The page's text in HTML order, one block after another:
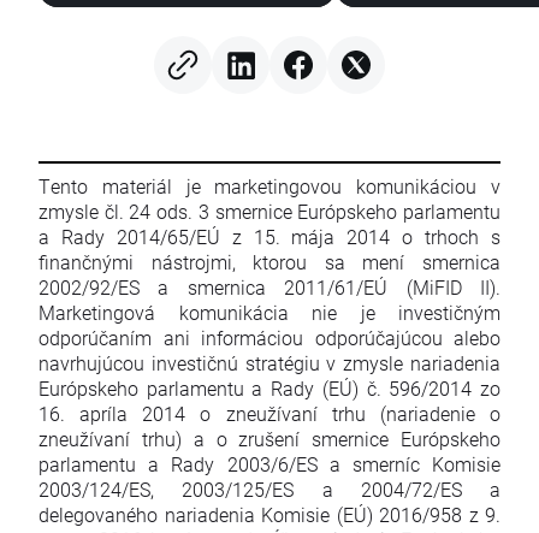
Tento materiál je marketingovou komunikáciou v
zmysle čl. 24 ods. 3 smernice Európskeho parlamentu
a Rady 2014/65/EÚ z 15. mája 2014 o trhoch s
finančnými nástrojmi, ktorou sa mení smernica
2002/92/ES a smernica 2011/61/EÚ (MiFID II).
Marketingová komunikácia nie je investičným
odporúčaním ani informáciou odporúčajúcou alebo
navrhujúcou investičnú stratégiu v zmysle nariadenia
Európskeho parlamentu a Rady (EÚ) č. 596/2014 zo
16. apríla 2014 o zneužívaní trhu (nariadenie o
zneužívaní trhu) a o zrušení smernice Európskeho
parlamentu a Rady 2003/6/ES a smerníc Komisie
2003/124/ES, 2003/125/ES a 2004/72/ES a
delegovaného nariadenia Komisie (EÚ) 2016/958 z 9.